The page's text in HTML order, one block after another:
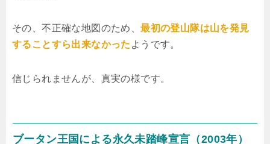
その、不正確な地図のため、最初の登山隊は山を発見
することすら出来なかった ようです。
信じられませんが、真実の様です。
ブータン王国による永久未踏峰宣言（2003年）